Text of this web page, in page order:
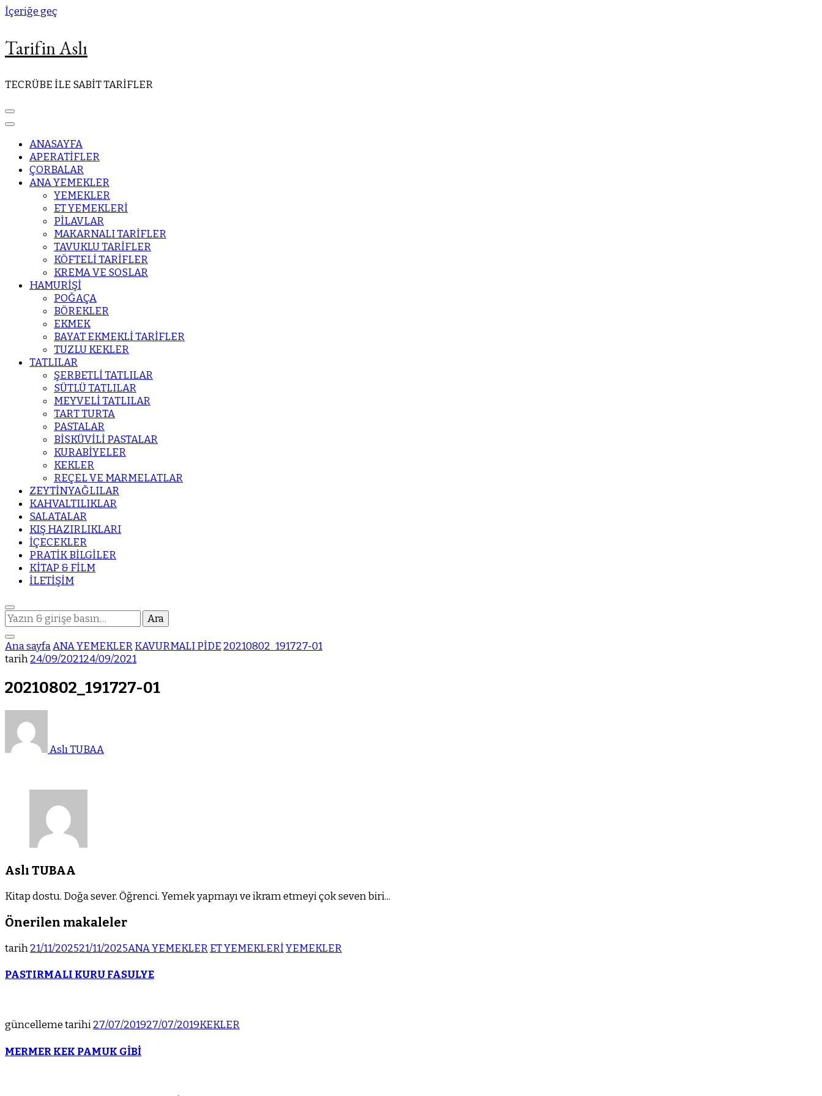
İçeriğe geç
Tarifin Aslı
TECRÜBE İLE SABİT TARİFLER
ANASAYFA
APERATİFLER
ÇORBALAR
ANA YEMEKLER
YEMEKLER
ET YEMEKLERİ
PİLAVLAR
MAKARNALI TARİFLER
TAVUKLU TARİFLER
KÖFTELİ TARİFLER
KREMA VE SOSLAR
HAMURİŞİ
POĞAÇA
BÖREKLER
EKMEK
BAYAT EKMEKLİ TARİFLER
TUZLU KEKLER
TATLILAR
ŞERBETLİ TATLILAR
SÜTLÜ TATLILAR
MEYVELİ TATLILAR
TART TURTA
PASTALAR
BİSKÜVİLİ PASTALAR
KURABİYELER
KEKLER
REÇEL VE MARMELATLAR
ZEYTİNYAĞLILAR
KAHVALTILIKLAR
SALATALAR
KIŞ HAZIRLIKLARI
İÇECEKLER
PRATİK BİLGİLER
KİTAP & FİLM
İLETİŞİM
Bir
şey
mi
arıyorsunuz?
Ana sayfaANA YEMEKLERKAVURMALI PİDE 20210802_191727-01
tarih24/09/202124/09/2021
20210802_191727-01
Aslı TUBAA
Aslı TUBAA
Kitap dostu. Doğa sever. Öğrenci. Yemek yapmayı ve ikram etmeyi çok seven biri...
Önerilen makaleler
tarih21/11/202521/11/2025ANA YEMEKLERET YEMEKLERİYEMEKLER
PASTIRMALI KURU FASULYE
güncelleme tarihi27/07/201927/07/2019KEKLER
MERMER KEK PAMUK GİBİ